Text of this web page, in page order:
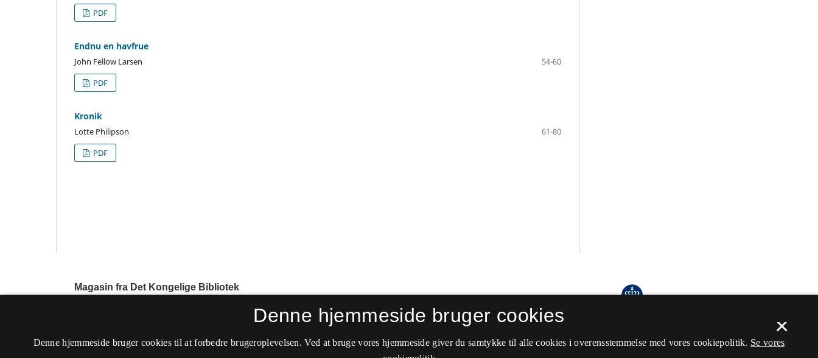
PDF
Endnu en havfrue
John Fellow Larsen
54-60
PDF
Kronik
Lotte Philipson
61-80
PDF
Magasin fra Det Kongelige Bibliotek
Tidsskriftet ophørte i 2017.
×
Denne hjemmeside bruger cookies
Denne hjemmeside bruger cookies til at forbedre brugeroplevelsen. Ved at bruge vores hjemmeside giver du samtykke til alle cookies i overensstemmelse med vores cookiepolitik. Se vores